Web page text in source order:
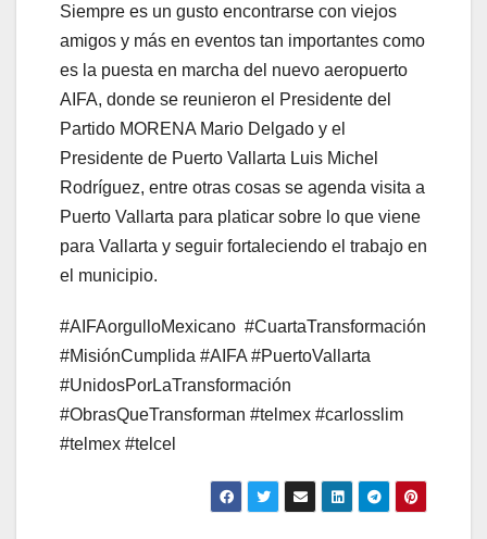
Siempre es un gusto encontrarse con viejos
amigos y más en eventos tan importantes como
es la puesta en marcha del nuevo aeropuerto
AIFA, donde se reunieron el Presidente del
Partido MORENA Mario Delgado y el
Presidente de Puerto Vallarta Luis Michel
Rodríguez, entre otras cosas se agenda visita a
Puerto Vallarta para platicar sobre lo que viene
para Vallarta y seguir fortaleciendo el trabajo en
el municipio.
#AIFAorgulloMexicano #CuartaTransformación
#MisiónCumplida #AIFA #PuertoVallarta
#UnidosPorLaTransformación
#ObrasQueTransforman #telmex #carlosslim
#telmex #telcel